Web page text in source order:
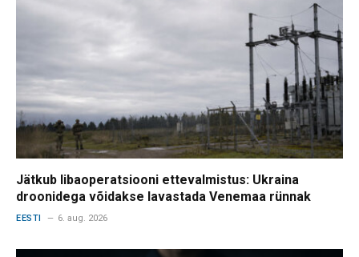
Jätkub libaoperatsiooni ettevalmistus: Ukraina
droonidega võidakse lavastada Venemaa rünnak
EESTI 6. aug. 2026